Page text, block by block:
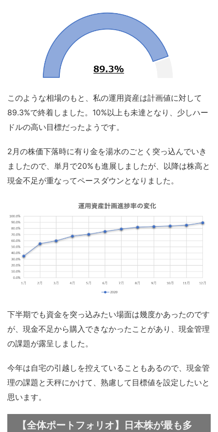
このような相場のもと、私の運用資産は計画値に対して
89.3%で終着しました。10%以上も未達となり、少しハー
ドルの高い目標だったようです。
2月の株価下落時に有り金を湯水のごとく突っ込んでいき
ましたので、単月で20%も進展しましたが、以降は株高と
現金不足が重なってペースダウンとなりました。
下半期でも資金を突っ込みたい場面は幾度かあったのです
が、現金不足から購入できなかったことがあり、現金管理
の課題が露呈しました。
今年は自宅の引越しを控えていることもあるので、現金管
理の課題と天秤にかけて、熟慮して目標値を設定したいと
思います。
【全体ポートフォリオ】日本株が最も多